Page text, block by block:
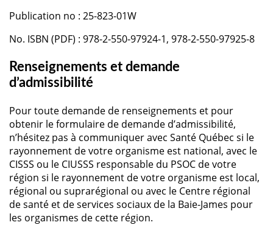
Publication no : 25-823-01W
No. ISBN (PDF) : 978-2-550-97924-1, 978-2-550-97925-8
Renseignements et demande
d’admissibilité
Pour toute demande de renseignements et pour
obtenir le formulaire de demande d’admissibilité,
n’hésitez pas à communiquer avec Santé Québec si le
rayonnement de votre organisme est national, avec le
CISSS ou le CIUSSS responsable du PSOC de votre
région si le rayonnement de votre organisme est local,
régional ou suprarégional ou avec le Centre régional
de santé et de services sociaux de la Baie-James pour
les organismes de cette région.